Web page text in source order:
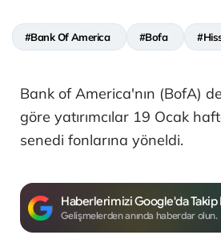
#Bank Of America #Bofa
Bank of America'nın (BofA)
göre yatırımcılar 19 Ocak
senedi fonlarına yöneldi.
Haberlerimizi Google'da Takip
Gelişmelerden anında haberdar olun.